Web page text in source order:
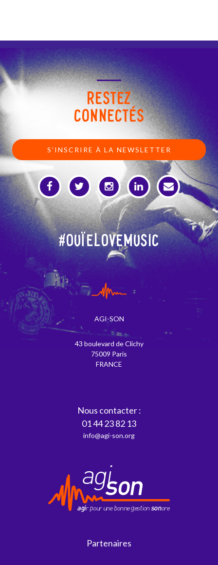
RESTEZ
CONNECTÉS
S’INSCRIRE À LA NEWSLETTER
#OuïeLoveMusic
AGI-SON
43 boulevard de Clichy
75009 Paris
FRANCE
Nous contacter :
01 44 23 82 13
info@agi-son.org
Partenaires